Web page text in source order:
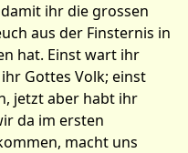
ihr die grossen
aus der Finsternis in
hat. Einst wart ihr
Gottes Volk; einst
jetzt aber habt ihr
da im ersten
macht uns